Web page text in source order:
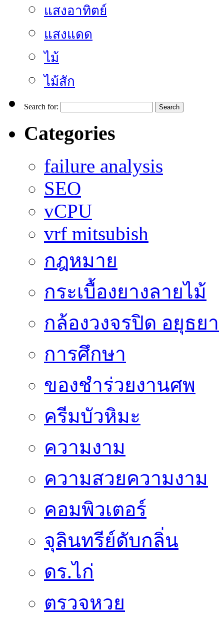
แสงอาทิตย์
แสงแดด
ไม้
ไม้สัก
Search for:
Categories
failure analysis
SEO
vCPU
vrf mitsubish
กฎหมาย
กระเบื้องยางลายไม้
กล้องวงจรปิด อยุธยา
การศึกษา
ของชำร่วยงานศพ
ครีมบัวหิมะ
ความงาม
ความสวยความงาม
คอมพิวเตอร์
จุลินทรีย์ดับกลิ่น
ดร.ไก่
ตรวจหวย